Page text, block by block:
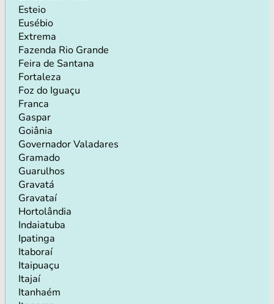
Esteio
Eusébio
Extrema
Fazenda Rio Grande
Feira de Santana
Fortaleza
Foz do Iguaçu
Franca
Gaspar
Goiânia
Governador Valadares
Gramado
Guarulhos
Gravatá
Gravataí
Hortolândia
Indaiatuba
Ipatinga
Itaboraí
Itaipuaçu
Itajaí
Itanhaém